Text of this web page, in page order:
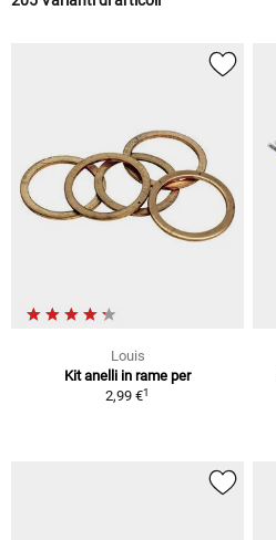
Louis
Kit anelli in rame per
2,99 €1